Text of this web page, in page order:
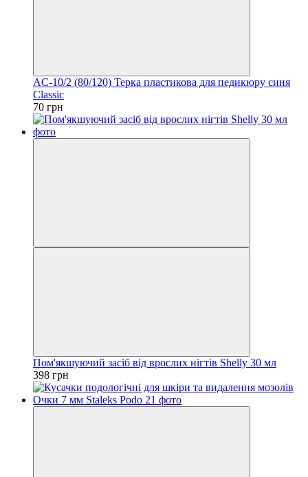
AC-10/2 (80/120) Терка пластикова для педикюру синя
Classic
70 грн
Пом'якшуючий засіб від врослих нігтів Shelly 30 мл
398 грн